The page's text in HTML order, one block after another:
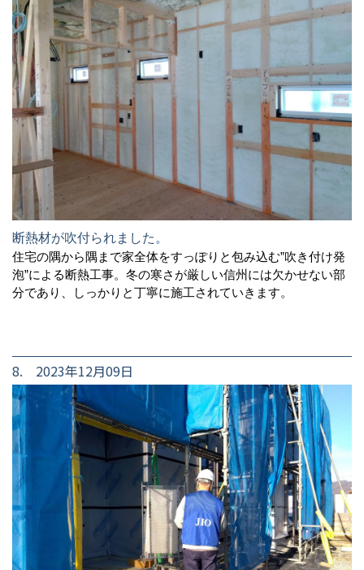
断熱材が吹付られました。
住宅の隅から隅まで家全体をすっぽりと包み込む”吹き付け発
泡”による断熱工事。冬の寒さが厳しい信州には欠かせない部
分であり、しっかりと丁寧に施工されていきます。
8. 2023年12月09日